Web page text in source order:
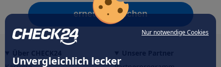
Nur notwendige Cookies
Unvergleichlich lecker
erneut versuchen